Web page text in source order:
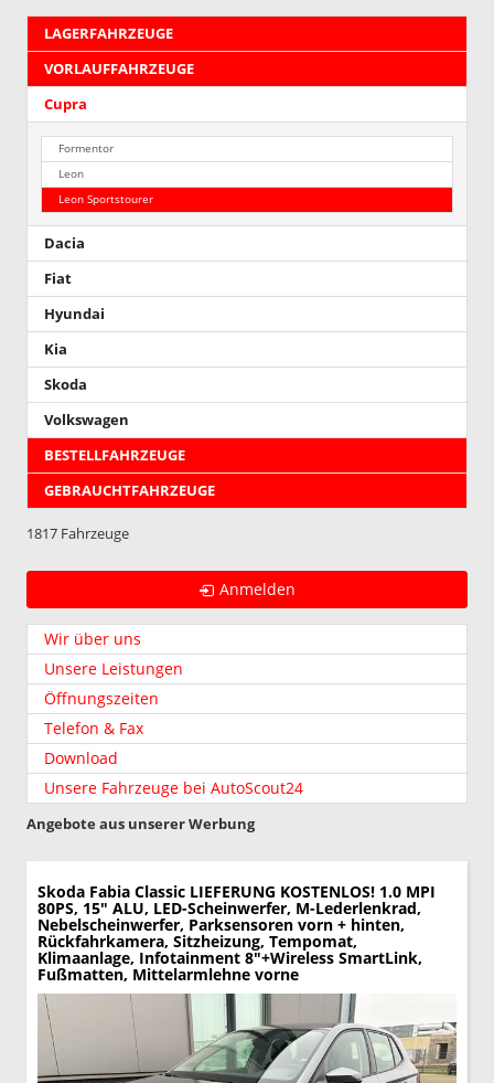
LAGERFAHRZEUGE
VORLAUFFAHRZEUGE
Cupra
Formentor
Leon
Leon Sportstourer
Dacia
Fiat
Hyundai
Kia
Skoda
Volkswagen
BESTELLFAHRZEUGE
GEBRAUCHTFAHRZEUGE
1817 Fahrzeuge
Anmelden
Wir über uns
Unsere Leistungen
Öffnungszeiten
Telefon & Fax
Download
Unsere Fahrzeuge bei AutoScout24
Angebote aus unserer Werbung
Skoda Fabia Classic LIEFERUNG KOSTENLOS! 1.0 MPI
80PS, 15" ALU, LED-Scheinwerfer, M-Lederlenkrad,
Nebelscheinwerfer, Parksensoren vorn + hinten,
Rückfahrkamera, Sitzheizung, Tempomat,
Klimaanlage, Infotainment 8"+Wireless SmartLink,
Fußmatten, Mittelarmlehne vorne